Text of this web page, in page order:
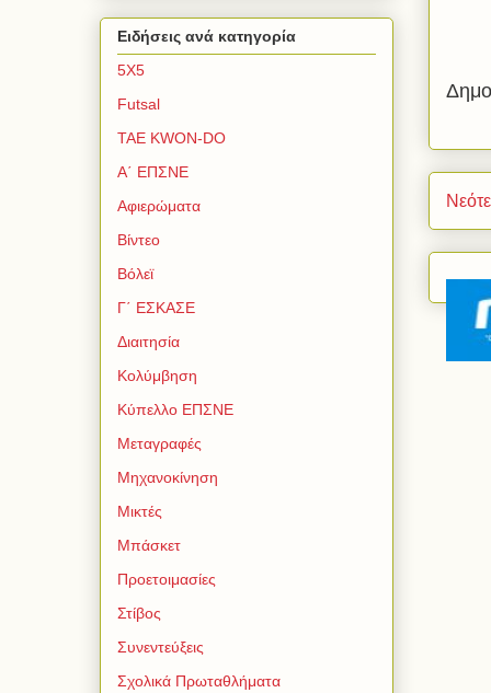
Ειδήσεις ανά κατηγορία
5Χ5
Futsal
TAE KWON-DO
Α΄ ΕΠΣΝΕ
Αφιερώματα
Βίντεο
Βόλεϊ
Γ΄ ΕΣΚΑΣΕ
Διαιτησία
Κολύμβηση
Κύπελλο ΕΠΣΝΕ
Μεταγραφές
Μηχανοκίνηση
Μικτές
Μπάσκετ
Προετοιμασίες
Στίβος
Συνεντεύξεις
Σχολικά Πρωταθλήματα